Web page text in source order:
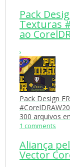
Pack
Texturas
ao
›
Pack Design
300 arquivos
1 comments
Aliança
Vector